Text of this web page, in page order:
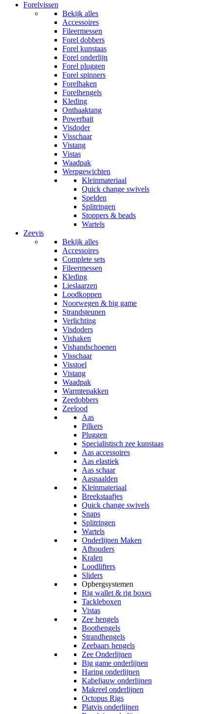
Forelvissen
Bekijk alles
Accessoires
Fileermessen
Forel dobbers
Forel kunstaas
Forel onderlijn
Forel pluggen
Forel spinners
Forelhaken
Forelhengels
Kleding
Onthaaktang
Powerbait
Visdoder
Visschaar
Vistang
Vistas
Waadpak
Werpgewichten
Kleinmateriaal
Quick change swivels
Spelden
Splitringen
Stoppers & beads
Wartels
Zeevis
Bekijk alles
Accessoires
Complete sets
Fileermessen
Kleding
Lieslaarzen
Loodkoppen
Noorwegen & big game
Strandsteunen
Verlichting
Visdoders
Vishaken
Vishandschoenen
Visschaar
Visstoel
Vistang
Waadpak
Warmtepakken
Zeedobbers
Zeelood
Aas
Pilkers
Pluggen
Specialistisch zee kunstaas
Aas accessoires
Aas elastiek
Aas schaar
Aasnaalden
Kleinmateriaal
Breekstaafjes
Quick change swivels
Snaps
Splitringen
Wartels
Onderlijnen Maken
Afhouders
Kralen
Loodlifters
Sliders
Opbergsystemen
Rig wallet & rig boxes
Tackleboxen
Vistas
Zee hengels
Boothengels
Strandhengels
Zeebaars hengels
Zee Onderlijnen
Big game onderlijnen
Haring onderlijnen
Kabeljauw onderlijnen
Makreel onderlijnen
Octopus Rigs
Platvis onderlijnen